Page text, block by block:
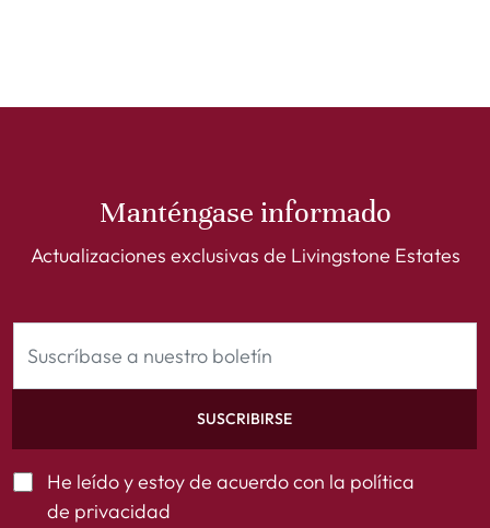
Manténgase informado
Actualizaciones exclusivas de Livingstone Estates
SUSCRIBIRSE
He leído y estoy de acuerdo con la política
de privacidad